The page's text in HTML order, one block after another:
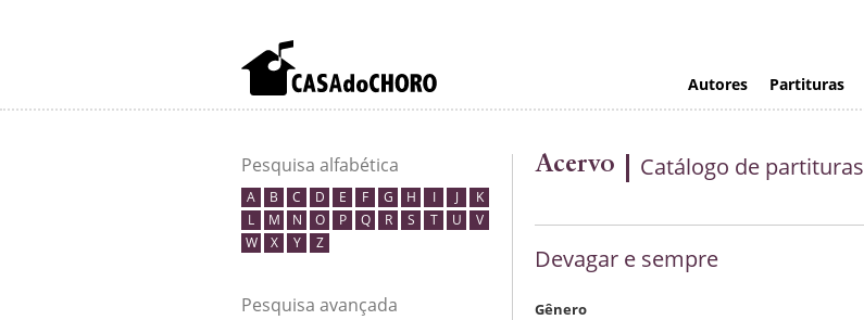
Autores Partituras
Pesquisa alfabética
A B C D E F G H I J
K
L
M N O P Q R S T U
V
W
X Y Z
Pesquisa avançada
Acervo Catálogo de partituras
Devagar e sempre
Gênero